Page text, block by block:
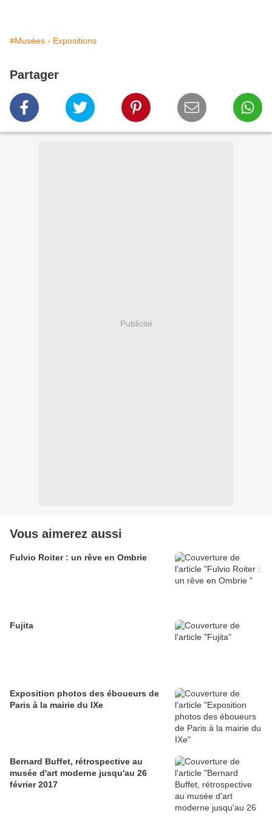
#Musées - Expositions
Partager
Publicité
Vous aimerez aussi
Fulvio Roiter : un rêve en Ombrie
Fujita
Exposition photos des éboueurs de
Paris à la mairie du IXe
Bernard Buffet, rétrospective au
musée d'art moderne jusqu'au 26
février 2017